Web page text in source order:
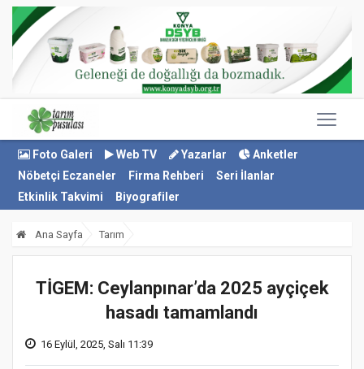
Foto Galeri Web TV Yazarlar
Anketler
Nöbetçi Eczaneler
Firma Rehberi
Seri İlanlar
Etkinlik Takvimi
Biyografiler
Ana Sayfa Tarım
TİGEM: Ceylanpınar’da 2025 ayçiçek
hasadı tamamlandı
16 Eylül, 2025, Salı 11:39